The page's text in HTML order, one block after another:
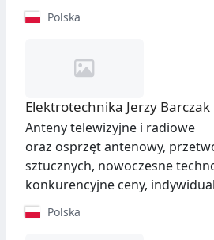
Polska
Elektrotechnika Jerzy Barczak
Anteny telewizyjne i radiowe
oraz osprzęt antenowy,
sztucznych, nowoczesne
konkurencyjne ceny,
Polska